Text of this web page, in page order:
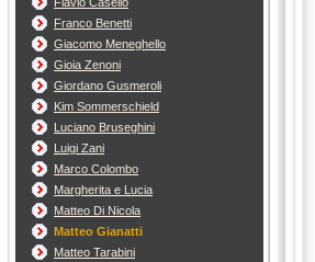
Franco Benetti
Giacomo Meneghello
Gioia Zenoni
Giordano Gusmeroli
Kim Sommerschield
Luciano Bruseghini
Luigi Zani
Marco Colombo
Margherita e Lucia
Matteo Di Nicola
Matteo Gianatti
Matteo Tarabini